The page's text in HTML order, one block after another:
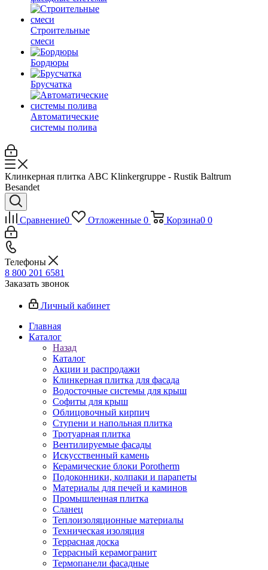
Строительные
смеси
Бордюры
Брусчатка
Автоматические
системы полива
Клинкерная плитка ABC Klinkergruppe - Rustik Baltrum
Besandet
Сравнение0 Отложенные 0 Корзина0 0
Телефоны
8 800 201 6581
Заказать звонок
Личный кабинет
Главная
Каталог
Назад
Каталог
Акции и распродажи
Клинкерная плитка для фасада
Водосточные системы для крыш
Софиты для крыш
Облицовочный кирпич
Ступени и напольная плитка
Тротуарная плитка
Вентилируемые фасады
Искусственный камень
Керамические блоки Porotherm
Подоконники, колпаки и парапеты
Материалы для печей и каминов
Промышленная плитка
Сланец
Теплоизоляционные материалы
Техническая изоляция
Террасная доска
Террасный керамогранит
Термопанели фасадные